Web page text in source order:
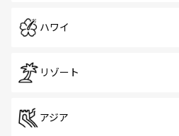
ハワイ
リゾート
アジア